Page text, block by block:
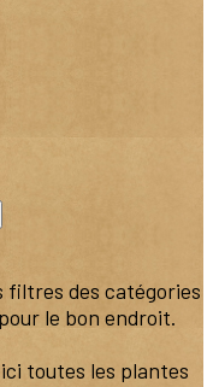
filtres des catégories
le bon endroit.
toutes les plantes